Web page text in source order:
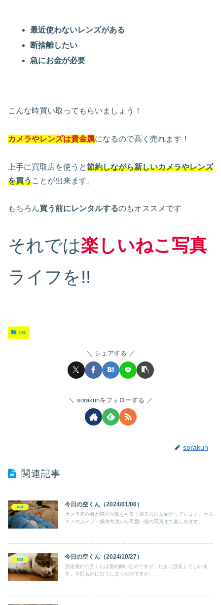
最近使わないレンズがある
断捨離したい
急にお金が必要
こんな時買い取ってもらいましょう！
カメラやレンズは貴金属になるので高く売れます！
上手に買取店を使うと節約しながら新しいカメラやレンズ
を買うことが出来ます。
もちろん買う前にレンタルするのもオススメです
それでは楽しいねこ写真
ライフを!!
cat
シェアする
sorakunをフォローする
sorakun
関連記事
cat 今日の空くん（2024/01/06）
カメラ初心者が猫の写真を可愛く撮る方法を紹介しています。オス
スメのカメラ・操作方法から可愛い猫の写真まで楽しめます。
cat 今日の空くん（2024/10/27）
脱走後(^-^;空くんは室内飼いなのですが、たまに脱走してしいま
す。今回も外に出てしまったのですが、...